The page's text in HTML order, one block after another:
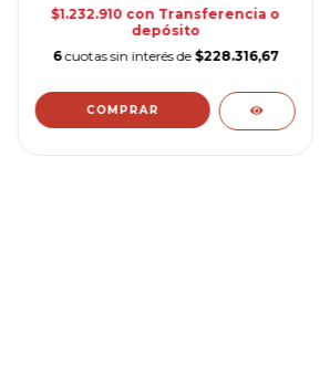
$1.232.910 con Transferencia o
depósito
6 cuotas sin interés de $228.316,67